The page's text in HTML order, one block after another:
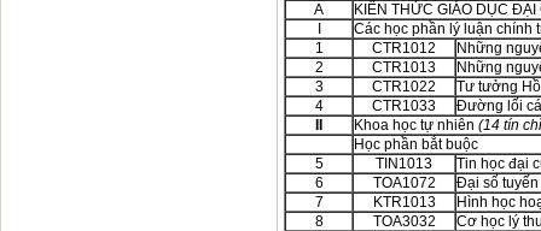
A
KIẾN THỨC GIÁO DỤC
Các học phần lý luận chính
1
CTR1012
Những
2
CTR1013
Những
3
CTR1022
Tư tưởng
4
CTR1033
Đường lối
Khoa học tự nhiên (14 tín
Học phần bắt buộc
5
TIN1013
Tin học đại
6
TOA1072
Đại số
7
KTR1013
Hình học
8
TOA3032
Cơ học lý